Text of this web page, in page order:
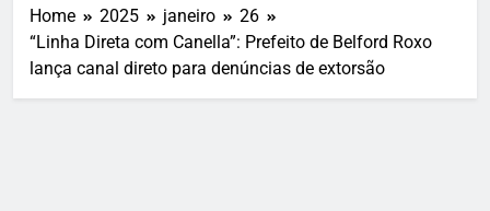
Home 2025 janeiro
26
“Linha Direta com Canella”: Prefeito de Belford Roxo
lança canal direto para denúncias de extorsão